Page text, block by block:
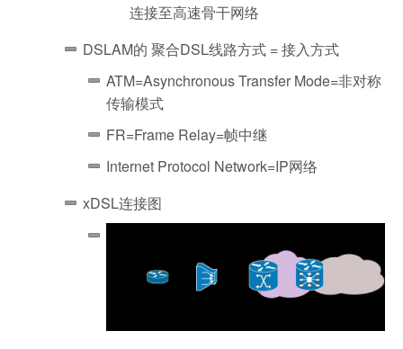
连接至高速骨干网络
DSLAM的 聚合DSL线路方式 = 接入方式
ATM=Asynchronous Transfer Mode=非对称
传输模式
FR=Frame Relay=帧中继
Internet Protocol Network=IP网络
xDSL连接图